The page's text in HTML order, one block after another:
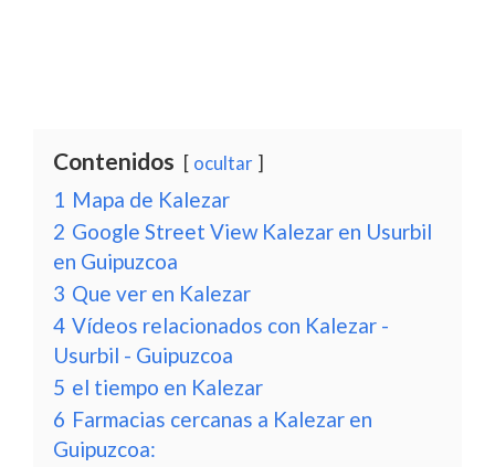
Contenidos ocultar
1 Mapa de Kalezar
2 Google Street View Kalezar en Usurbil
en Guipuzcoa
3 Que ver en Kalezar
4 Vídeos relacionados con Kalezar -
Usurbil - Guipuzcoa
5 el tiempo en Kalezar
6 Farmacias cercanas a Kalezar en
Guipuzcoa: